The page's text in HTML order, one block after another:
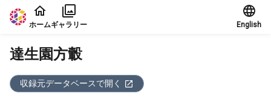
本文に飛ぶ
ホームギャラリー English
達生園方轂
収録元データベースで開く